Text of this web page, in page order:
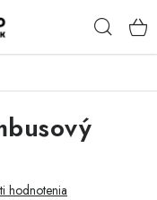
hodnotenia